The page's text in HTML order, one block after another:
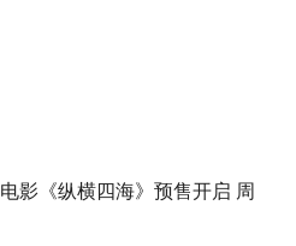
电影《纵横四海》预售开启 周